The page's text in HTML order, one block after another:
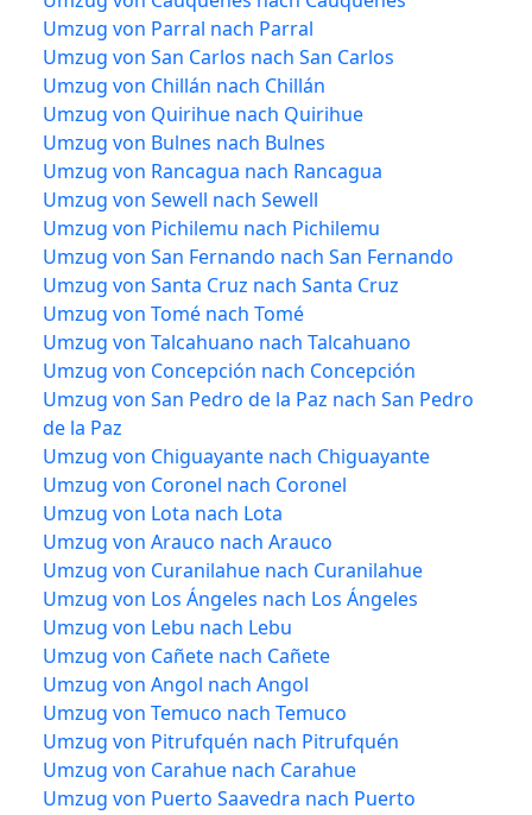
Umzug von Parral nach Parral
Umzug von San Carlos nach San Carlos
Umzug von Chillán nach Chillán
Umzug von Quirihue nach Quirihue
Umzug von Bulnes nach Bulnes
Umzug von Rancagua nach Rancagua
Umzug von Sewell nach Sewell
Umzug von Pichilemu nach Pichilemu
Umzug von San Fernando nach San Fernando
Umzug von Santa Cruz nach Santa Cruz
Umzug von Tomé nach Tomé
Umzug von Talcahuano nach Talcahuano
Umzug von Concepción nach Concepción
Umzug von San Pedro de la Paz nach San Pedro
de la Paz
Umzug von Chiguayante nach Chiguayante
Umzug von Coronel nach Coronel
Umzug von Lota nach Lota
Umzug von Arauco nach Arauco
Umzug von Curanilahue nach Curanilahue
Umzug von Los Ángeles nach Los Ángeles
Umzug von Lebu nach Lebu
Umzug von Cañete nach Cañete
Umzug von Angol nach Angol
Umzug von Temuco nach Temuco
Umzug von Pitrufquén nach Pitrufquén
Umzug von Carahue nach Carahue
Umzug von Puerto Saavedra nach Puerto